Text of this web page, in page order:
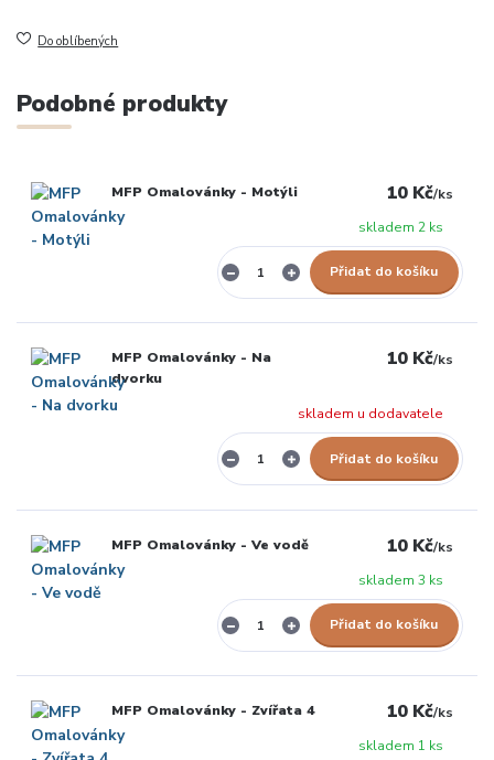
Do oblíbených
Podobné produkty
MFP Omalovánky - Motýli 10 Kč/ks
skladem 2 ks
Přidat do košíku
MFP Omalovánky - Na
dvorku
10 Kč/ks
skladem u dodavatele
Přidat do košíku
MFP Omalovánky - Ve vodě 10 Kč/ks
skladem 3 ks
Přidat do košíku
MFP Omalovánky - Zvířata 4 10 Kč/ks
skladem 1 ks